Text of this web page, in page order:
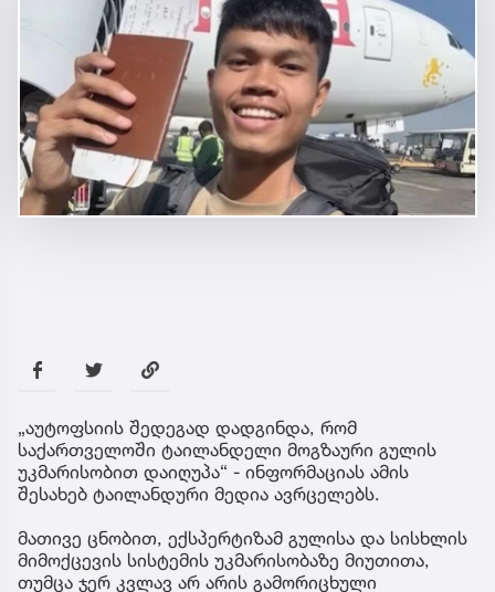
„აუტოფსიის შედეგად დადგინდა, რომ
საქართველოში ტაილანდელი მოგზაური გულის
უკმარისობით დაიღუპა“ - ინფორმაციას ამის
შესახებ ტაილანდური მედია ავრცელებს.
მათივე ცნობით, ექსპერტიზამ გულისა და სისხლის
მიმოქცევის სისტემის უკმარისობაზე მიუთითა,
თუმცა ჯერ კვლავ არ არის გამორიცხული